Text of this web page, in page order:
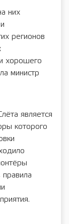
них
регионов
хорошего
министр
является
которого